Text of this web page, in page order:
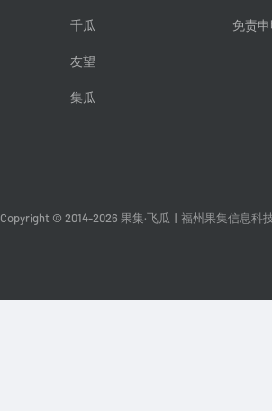
千瓜
友望
集瓜
免责
Copyright © 2014-2026 果集·飞瓜 福州果集信息科